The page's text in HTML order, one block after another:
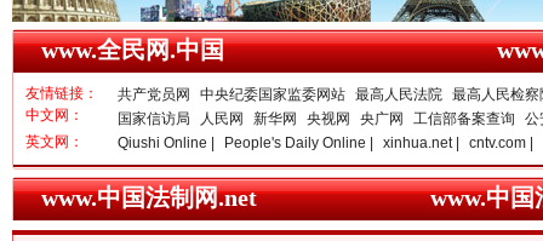
www.全民网.中国
友情链接：
中文网：
共产党员网 中央纪委国家监委网站 最高人民法院 最高人民检察
国家信访局
人民网 新华网 央视网 央广网 工信部备案查询
公
英文网：
Qiushi Online | People's Daily Online | xinhua.net | cntv.com |
www.中国法制网.net www.中